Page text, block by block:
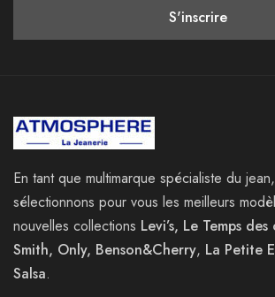
En tant que multimarque spécialiste du
sélectionnons pour vous les meilleurs
nouvelles collections Levi’s, Le Temps
Smith, Only, Benson&Cherry, La Petite
Salsa.